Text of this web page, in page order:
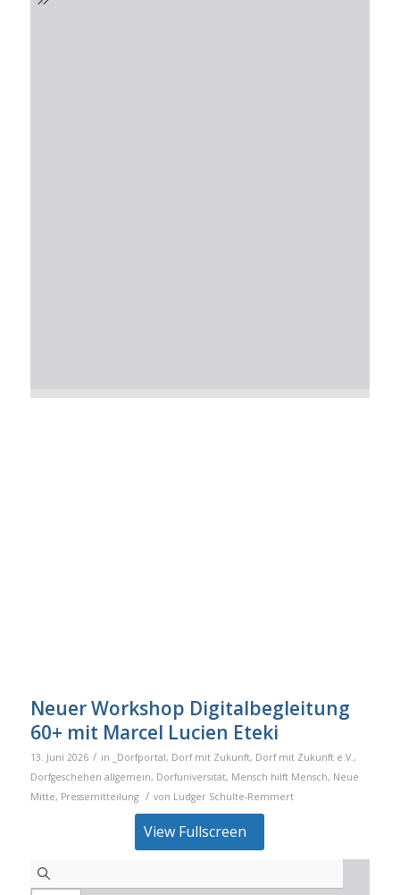
Neuer Workshop Digitalbegleitung
60+ mit Marcel Lucien Eteki
13. Juni 2026 / in _Dorfportal, Dorf mit Zukunft, Dorf mit Zukunft e.V. ,
Dorfgeschehen allgemein, Dorfuniversität, Mensch hilft Mensch, Neue
Mitte, Pressemitteilung / von Ludger Schulte-Remmert
View Fullscreen